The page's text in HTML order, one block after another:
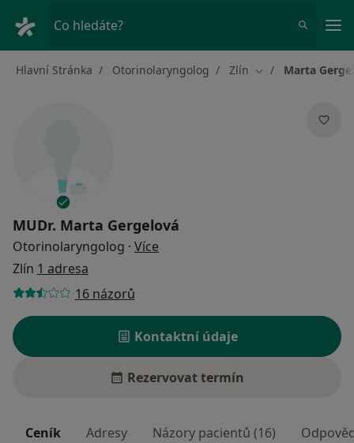
Co hledáte?
Hlavní Stránka Otorinolaryngolog Zlín Změna města
Marta
MUDr. Marta Gergelová
Otorinolaryngolog · Více
Zlín 1 adresa
16 názorů
Kontaktní údaje
Rezervovat termín
Ceník Adresy Názory pacientů (16)